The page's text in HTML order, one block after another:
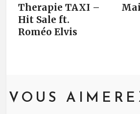
Therapie TAXI –
Hit Sale ft.
Roméo Elvis
VOUS